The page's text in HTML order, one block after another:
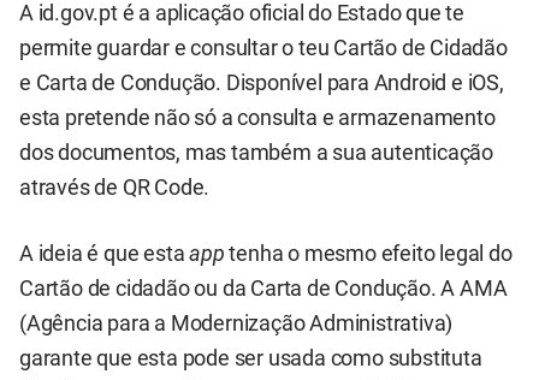
A id.gov.pt é a aplicação oficial do Estado que te
permite guardar e consultar o teu Cartão de Cidadão
e Carta de Condução. Disponível para Android e iOS,
esta pretende não só a consulta e armazenamento
dos documentos, mas também a sua autenticação
através de QR Code.
A ideia é que estaapp tenha o mesmo efeito legal do
Cartão de cidadão ou da Carta de Condução. A AMA
(Agência para a Modernização Administrativa)
garante que esta pode ser usada como substituta